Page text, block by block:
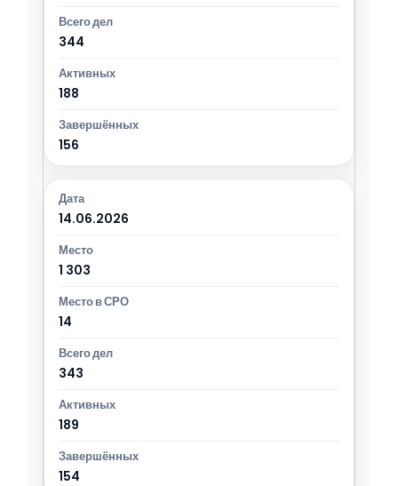
344
188
156
14.06.2026
1 303
14
343
189
154